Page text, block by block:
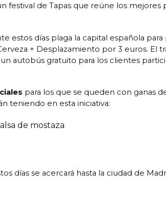
festival de Tapas que reúne los mejores
estos días plaga la capital española
+ Desplazamiento por 3 euros. El
autobús gratuito para los clientes
para los que se queden con ganas
teniendo en esta iniciativa:
de mostaza
días se acercará hasta la ciudad de